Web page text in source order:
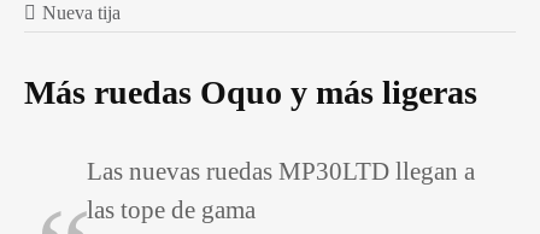
Nueva tija
Más ruedas Oquo y más ligeras
Las nuevas ruedas MP30LTD llegan a
las tope de gama